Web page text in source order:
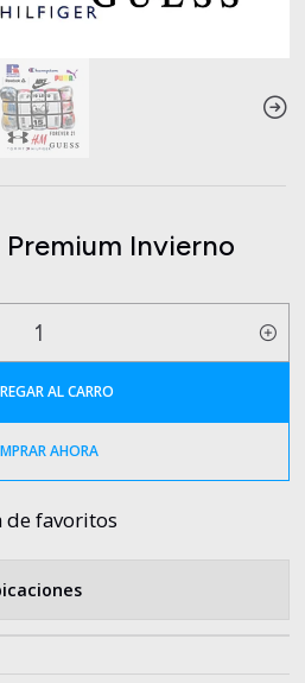
Premium Invierno
AL CARRO
AHORA
de favoritos